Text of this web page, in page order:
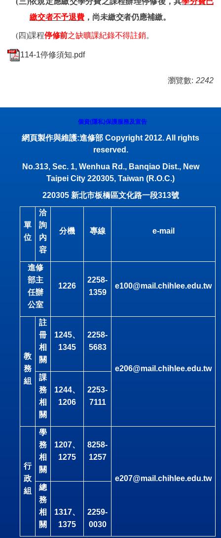
繳交者不予退費 ，尚未繳交者仍應補繳。
(四)課程停修前之缺曠課紀錄不得註銷。
114-1停修須知.pdf
瀏覽數: 2242
個資(隱私)保護服務及宣告
網頁製作與維護:進修部 Copyright 2012. All rights
reserved.
No.313, Sec. 1, Wenhua Rd., Banqiao Dist., New
Taipei City 220305, Taiwan (R.O.C.)
220305 新北市板橋區文化路一段313號
單
位
洽
詢
內
容
分機 專線 e-mail
進修
部主
任辦
公室
1226
2258-
1359
e100@mail.chihlee.edu.tw
教
務
組
註
冊
相
關
1245、
1345
2258-
5683
e206@mail.chihlee.edu.tw
課
務
相
關
1244、
1206
2253-
7111
行
政
組
學
務
相
關
1207、
1275
8258-
1257
e207@mail.chihlee.edu.tw
總
務
相
關
1317、
1375
2259-
0030